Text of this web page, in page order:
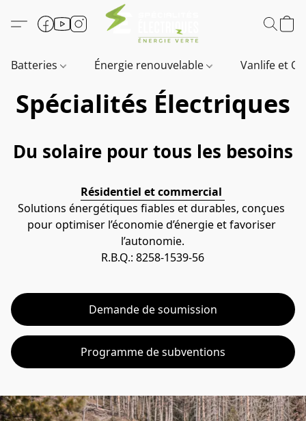
Batteries Énergie renouvelable Vanlife et
Spécialités Électriques
Du solaire pour tous les besoins
Résidentiel et commercial
Solutions énergétiques fiables et durables, conçues
pour optimiser l’économie d’énergie et favoriser
l’autonomie.
R.B.Q.: 8258-1539-56
Demande de soumission
Programme de subventions